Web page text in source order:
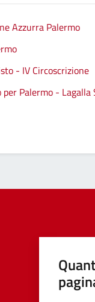
Azzurra Palermo
- IV Circoscrizione
Palermo -